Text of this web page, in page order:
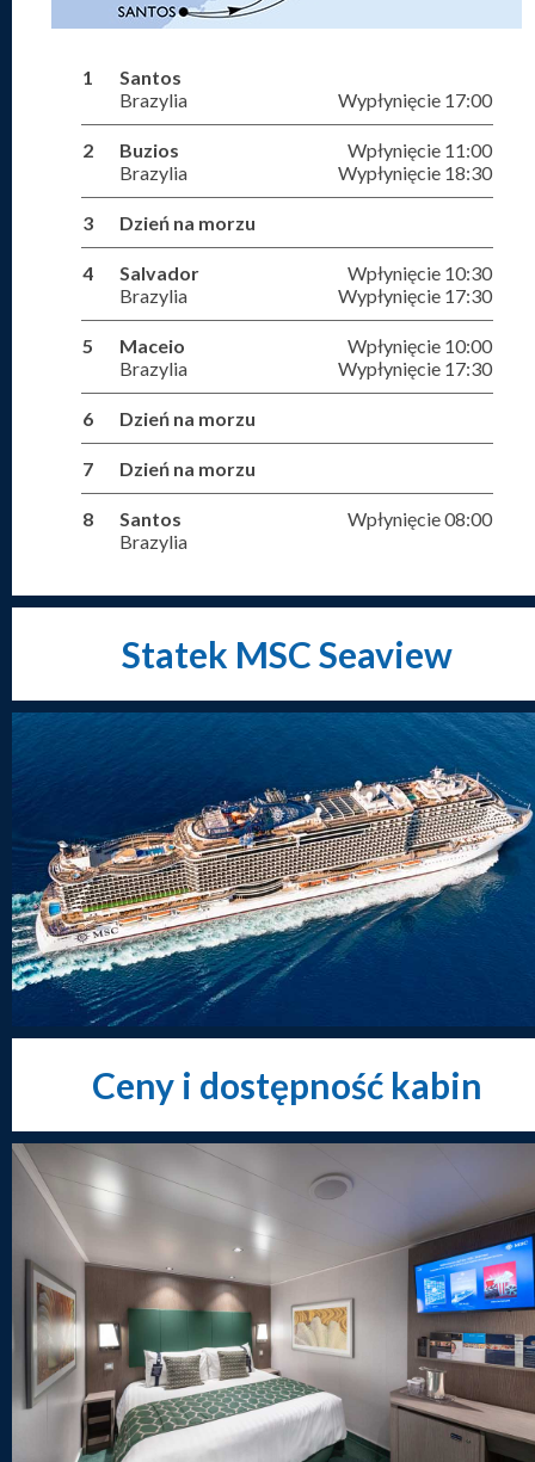
1
Santos
Brazylia
Wypłynięcie 17:00
2
Buzios
Brazylia
Wpłynięcie 11:00
Wypłynięcie 18:30
3 Dzień na morzu
4
Salvador
Brazylia
Wpłynięcie 10:30
Wypłynięcie 17:30
5
Maceio
Brazylia
Wpłynięcie 10:00
Wypłynięcie 17:30
6 Dzień na morzu
7 Dzień na morzu
8
Santos
Brazylia
Wpłynięcie 08:00
Statek MSC Seaview
Ceny i dostępność kabin